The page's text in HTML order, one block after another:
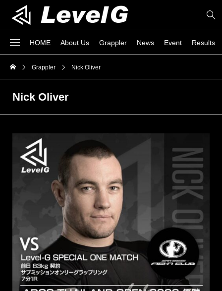
HOME About Us Grappler News Event Results
Grappler Nick Oliver
Nick Oliver